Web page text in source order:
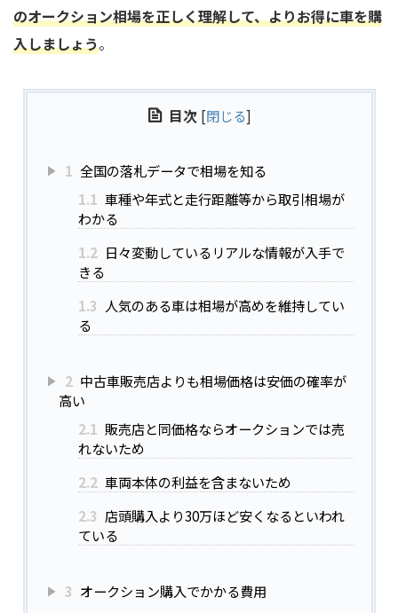
のオークション相場を正しく理解して、よりお得に車を購
入しましょう。
目次 [閉じる]
1 全国の落札データで相場を知る
1.1 車種や年式と走行距離等から取引相場が
わかる
1.2 日々変動しているリアルな情報が入手で
きる
1.3 人気のある車は相場が高めを維持してい
る
2 中古車販売店よりも相場価格は安価の確率が
高い
2.1 販売店と同価格ならオークションでは売
れないため
2.2 車両本体の利益を含まないため
2.3 店頭購入より30万ほど安くなるといわれ
ている
3 オークション購入でかかる費用